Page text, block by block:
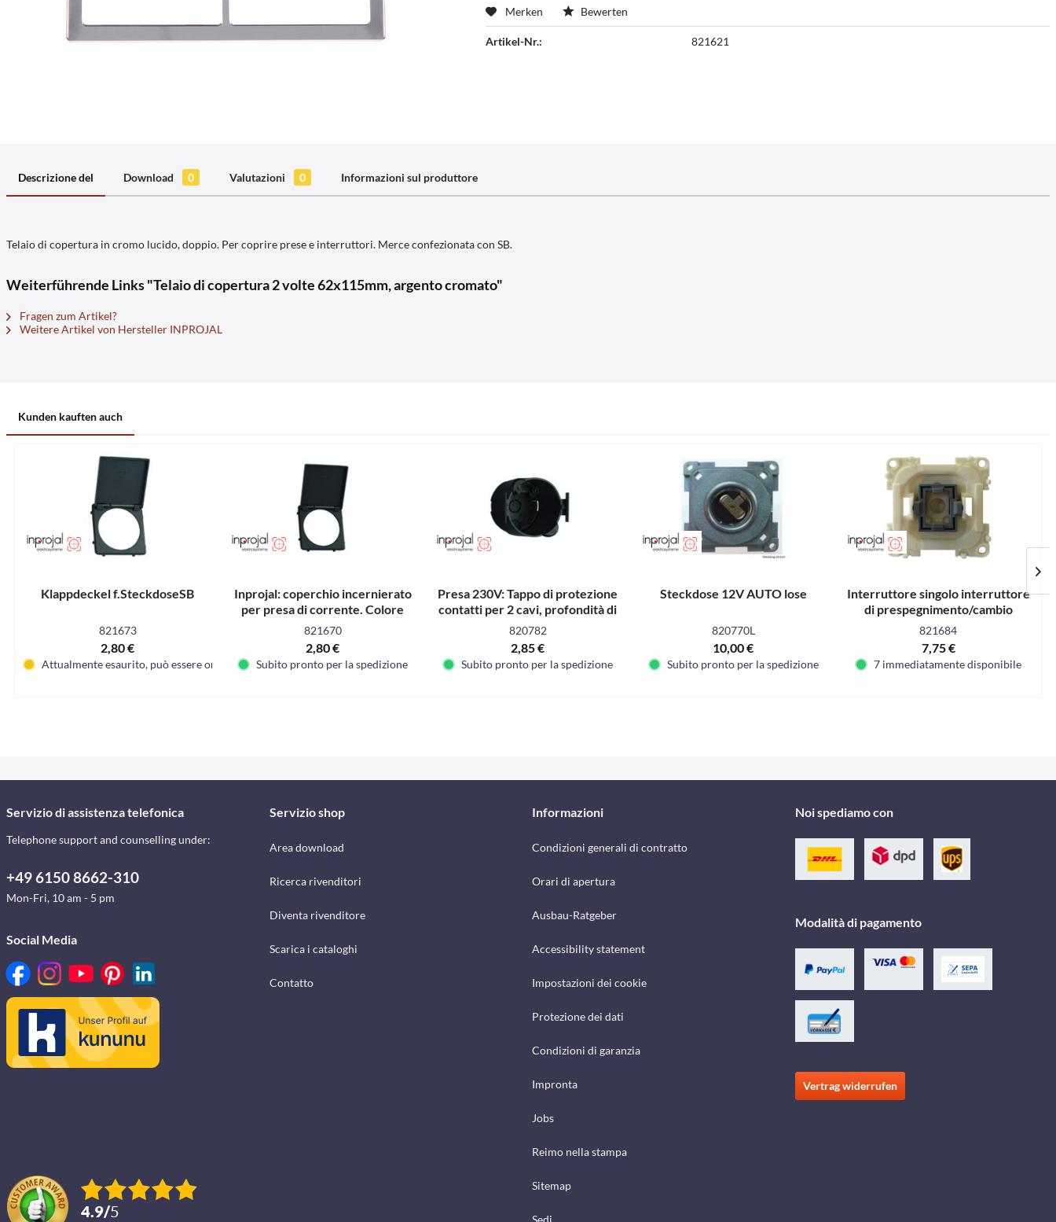
Merken Bewerten
Artikel-Nr.: 821621
Descrizione del Download 0 Valutazioni 0 Informazioni sul produttore
Telaio di copertura in cromo lucido, doppio. Per coprire prese e interruttori. Merce confezionata con SB.
Weiterführende Links "Telaio di copertura 2 volte 62x115mm, argento cromato"
Fragen zum Artikel?
Weitere Artikel von Hersteller INPROJAL
Kunden kauften auch
Klappdeckel f.SteckdoseSB
821673
2,80 €
Attualmente esaurito, può essere ordinato
Inprojal: coperchio incernierato
per presa di corrente. Colore
grigio ardesia. SB-
821670
2,80 €
Subito pronto per la spedizione
Presa 230V: Tappo di protezione
contatti per 2 cavi, profondità di
installazione
820782
2,85 €
Subito pronto per la spedizione
Steckdose 12V AUTO lose
820770L
10,00 €
Subito pronto per la spedizione
Interruttore singolo interruttore
di prespegnimento/cambio
interruttore singolo
821684
7,75 €
7 immediatamente disponibile
Servizio di assistenza telefonica
Telephone support and counselling under:
+49 6150 8662-310
Mon-Fri, 10 am - 5 pm
Social Media
4.9/5
Servizio shop
Area download
Ricerca rivenditori
Diventa rivenditore
Scarica i cataloghi
Contatto
Informazioni
Condizioni generali di contratto
Orari di apertura
Ausbau-Ratgeber
Accessibility statement
Impostazioni dei cookie
Protezione dei dati
Condizioni di garanzia
Impronta
Jobs
Reimo nella stampa
Sitemap
Sedi
Noi spediamo con
Modalità di pagamento
Vertrag widerrufen